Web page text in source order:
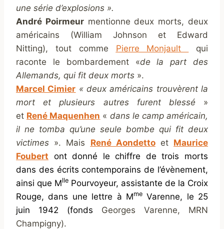
une série d’explosions ».
André Poirmeurmentionne deux morts, deux
américains (William Johnson et Edward
Nitting), tout comme Pierre Monjault
qui
raconte le bombardement «de la part des
Allemands, qui fit deux morts ».
Marcel Cimier « deux américains trouvèrent la
mort et plusieurs autres furent blessé »
et René Maquenhen « dans le camp américain,
il ne tomba qu’une seule bombe qui fit deux
victimes ». Mais René Aondettoet Maurice
Foubert ont donné le chiffre de trois morts
dans des écrits contemporains de l’évènement,
ainsi que Mlle Pourvoyeur, assistante de la Croix
Rouge, dans une lettre à Mme Varenne, le 25
juin 1942 (fonds Georges Varenne, MRN
Champigny).